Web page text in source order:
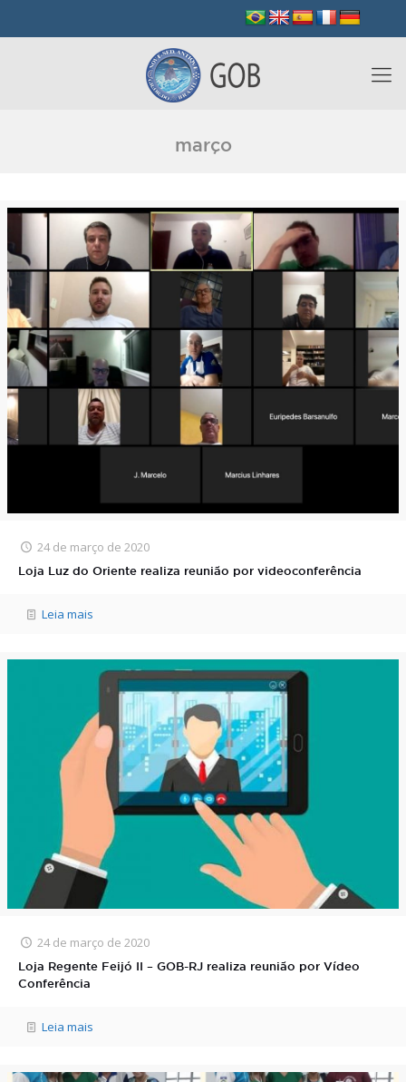
março
24 de março de 2020
Loja Luz do Oriente realiza reunião por videoconferência
Leia mais
24 de março de 2020
Loja Regente Feijó II – GOB-RJ realiza reunião por Vídeo
Conferência
Leia mais